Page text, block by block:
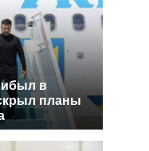
в
планы